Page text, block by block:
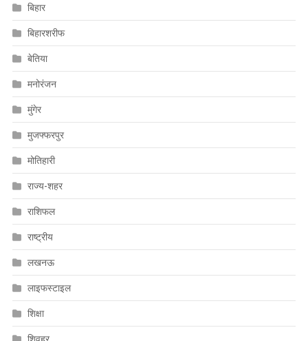
बिहार
बिहारशरीफ
बेतिया
मनोरंजन
मुंगेर
मुजफ्फरपुर
मोतिहारी
राज्य-शहर
राशिफल
राष्ट्रीय
लखनऊ
लाइफस्टाइल
शिक्षा